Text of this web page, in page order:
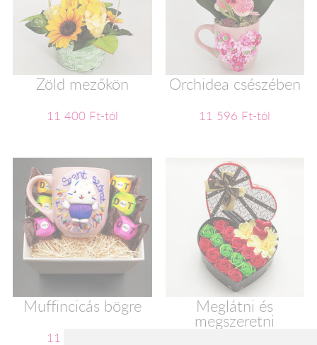
Zöld mezőkön
11 400 Ft-tól
Orchidea csészében
11 596 Ft-tól
Muffincicás bögre
11 600 Ft-tól
Meglátni és
megszeretni